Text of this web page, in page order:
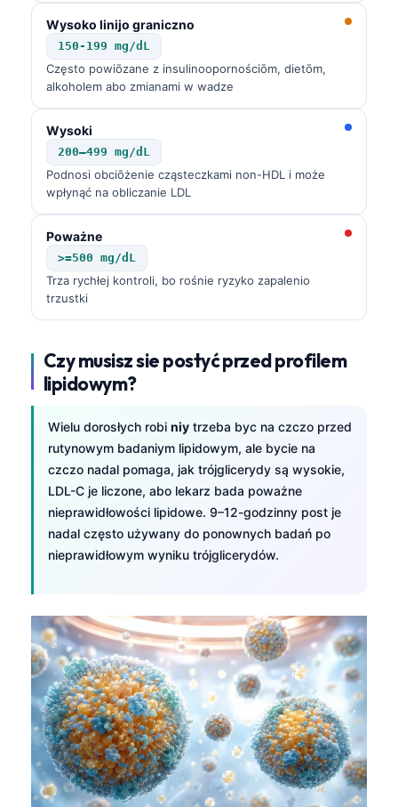
Wysoko linijo graniczno
150-199 mg/dL
Często powiōzane z insulinoopornościōm, dietōm,
alkoholem abo zmianami w wadze
Wysoki
200–499 mg/dL
Podnosi obciōżenie cząsteczkami non-HDL i może
wpłynąć na obliczanie LDL
Poważne
>=500 mg/dL
Trza rychłej kontroli, bo rośnie ryzyko zapalenio
trzustki
Czy musisz sie postyć przed profilem
lipidowym?
Wielu dorosłych robi niy trzeba byc na czczo przed
rutynowym badaniym lipidowym, ale bycie na
czczo nadal pomaga, jak trójglicerydy są wysokie,
LDL-C je liczone, abo lekarz bada poważne
nieprawidłowości lipidowe. 9–12-godzinny post je
nadal często używany do ponownych badań po
nieprawidłowym wyniku trójglicerydów.
Svenska
Bosanski
Azərbaycan dili
Eesti
日本語
Čeština
Lietuvių kalba
한국어
Slovenščina
Magyar
বাংলা
मराठी
తెలుగు
தமிழ்
ગુજરાતી
ಕನ್ನಡ
മലയാളം
Bahasa Melayu
Tiếng Việt
Tagalog
ไทย
ဗမာစာ